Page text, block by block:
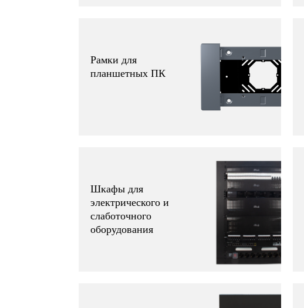
Рамки для
планшетных ПК
Шкафы для
электрического и
слаботочного
оборудования